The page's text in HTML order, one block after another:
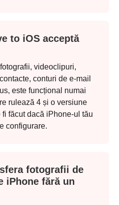
to iOS acceptă
videoclipuri,
conturi de e-mail
este funcțional numai
rulează 4 și o versiune
făcut dacă iPhone-ul tău
configurare.
fotografii de
iPhone fără un